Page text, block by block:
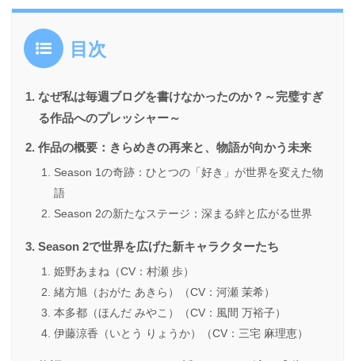
目次
なぜ私は毎週ブログを書けなかったのか？～完璧すぎ
る作品へのプレッシャー～
作品の概要：きらめきの再来と、物語が向かう未来
Season 1の奇跡：ひとつの「好き」が世界を変えた物
語
Season 2の新たなステージ：深まる絆と広がる世界
Season 2で世界を広げた新キャラクターたち
姫野あまね（CV：村瀬 歩）
緒方旭（おがた あきら）（CV：河瀬 茉希）
本多都（ほんだ みやこ）（CV：風間 万裕子）
伊藤涼香（いとう りょうか）（CV：三宅 麻理恵）